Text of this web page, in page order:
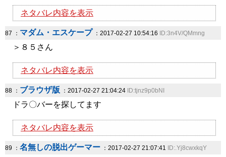
ネタバレ内容を表示
87 ： マダム・エスケープ ：2017-02-27 10:54:16 ID:3n4V/QMmng
＞８５さん
ネタバレ内容を表示
88 ： ブラウザ版 ：2017-02-27 21:04:24 ID:tjnz9p0bNI
ドラ〇バーを探してます
ネタバレ内容を表示
89 ： 名無しの脱出ゲーマー ：2017-02-27 21:07:41 ID:.Yj8cwxkqY